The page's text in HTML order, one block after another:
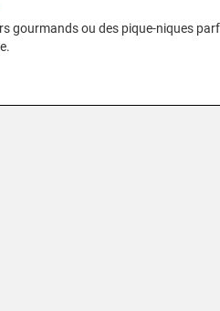
gourmands ou des pique-niques